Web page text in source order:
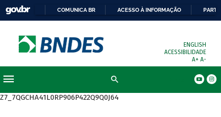
COMUNICA BR ACESSO À INFORMAÇÃO
ENGLISH
ACESSIBILIDADE
A+ A-
Z7_7QGCHA41L0RP906P422Q9Q0J64